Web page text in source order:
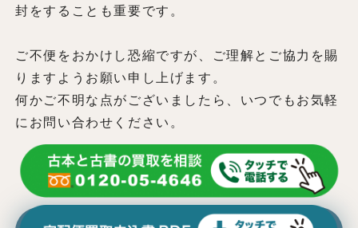
封をすることも重要です。
ご不便をおかけし恐縮ですが、ご理解とご協力を賜
りますようお願い申し上げます。
何かご不明な点がございましたら、いつでもお気軽
にお問い合わせください。